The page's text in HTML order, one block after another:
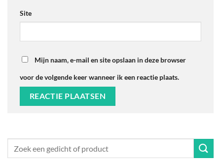
Site
Mijn naam, e-mail en site opslaan in deze browser
voor de volgende keer wanneer ik een reactie plaats.